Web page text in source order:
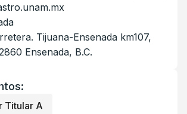
Tijuana-Ensenada km107,
Ensenada, B.C.
Titular A